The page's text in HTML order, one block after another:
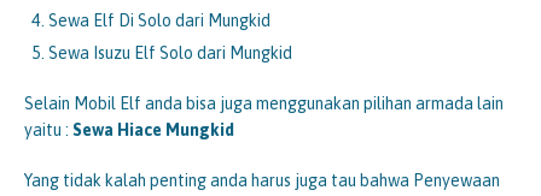
Sewa Elf Di Solo dari Mungkid
Sewa Isuzu Elf Solo dari Mungkid
Selain Mobil Elf anda bisa juga menggunakan pilihan armada lain
yaitu : Sewa Hiace Mungkid
Yang tidak kalah penting anda harus juga tau bahwa Penyewaan